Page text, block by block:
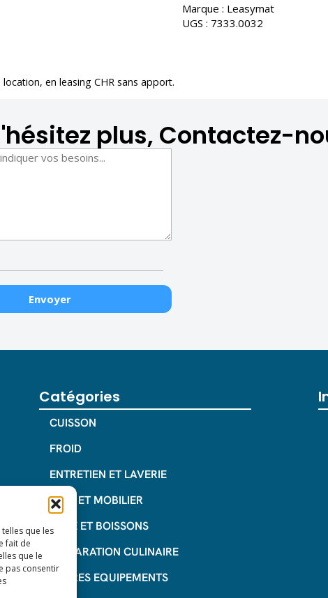
que les
fait de
que le
pas consentir
Marque : Leasymat
UGS : 7333.0032
location, en leasing CHR sans apport.
plus, Contactez-
Catégories
CUISSON
FROID
ENTRETIEN ET LAVERIE
INOX ET MOBILIER
CAFE ET BOISSONS
PREPARATION CULINAIRE
AUTRES EQUIPEMENTS